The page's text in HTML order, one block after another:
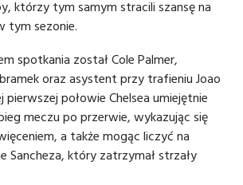
którzy tym samym stracili szansę na
tym sezonie.
spotkania został Cole Palmer,
oraz asystent przy trafieniu Joao
pierwszej połowie Chelsea umiejętnie
meczu po przerwie, wykazując się
a także mogąc liczyć na
Sancheza, który zatrzymał strzały